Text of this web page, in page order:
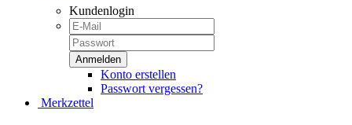
Kundenlogin
Konto erstellen
Passwort vergessen?
Merkzettel